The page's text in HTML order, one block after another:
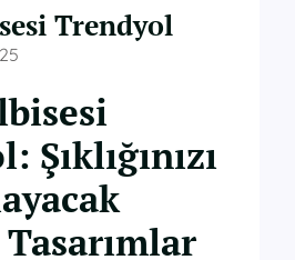
Trendyol
Şıklığınızı